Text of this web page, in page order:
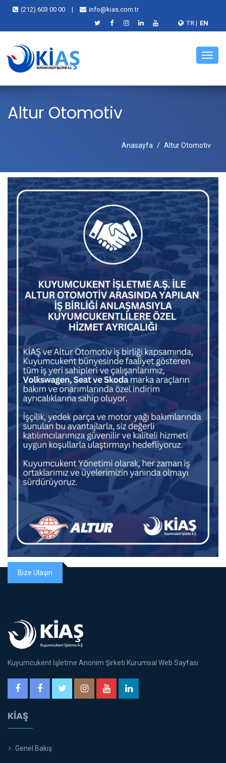
(212) 603 00 00 |
info@kias.com.tr
TR | EN
Menü
Altur Otomotiv
Anasayfa Altur Otomotiv
Bize Ulaşın
Kuyumcukent İşletme Anonim Şirketi Kurumsal Web Sayfası
KİAŞ
Genel Bakış